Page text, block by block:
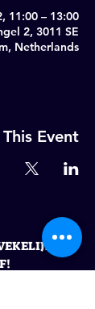
11:00 – 13:00
2, 3011 SE
Netherlands
Event